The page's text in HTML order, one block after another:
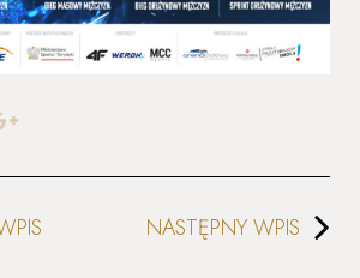
NASTĘPNY WPIS